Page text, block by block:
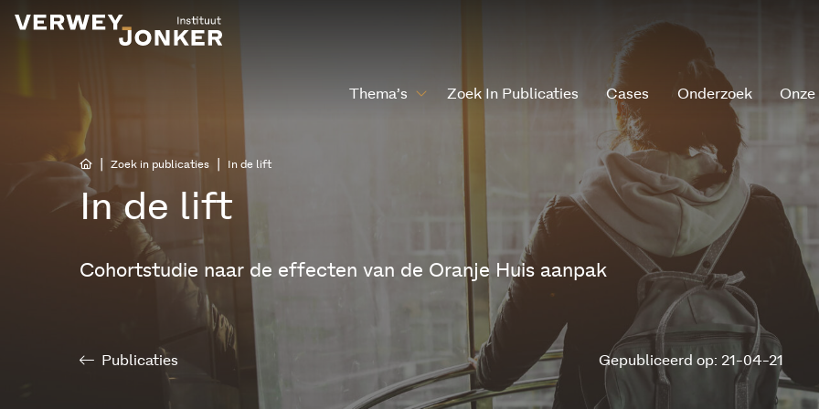
Thema’s Zoek In Publicaties Cases Onderzoek Onze
Zoek in publicaties In de lift
In de lift
Cohortstudie naar de effecten van de Oranje Huis aanpak
Publicaties Gepubliceerd op: 21-04-21